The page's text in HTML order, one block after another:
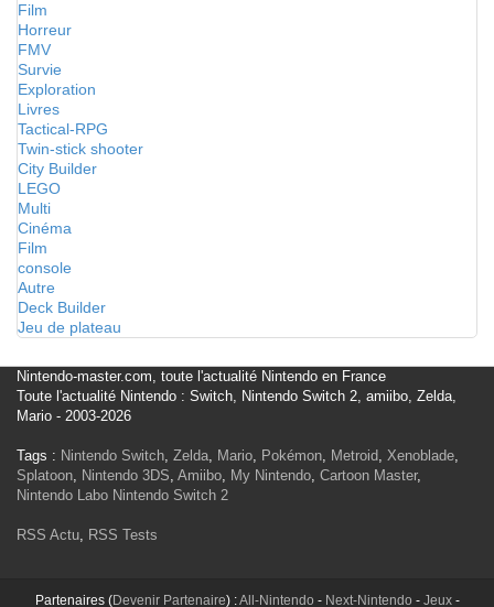
Film
Horreur
FMV
Survie
Exploration
Livres
Tactical-RPG
Twin-stick shooter
City Builder
LEGO
Multi
Cinéma
Film
console
Autre
Deck Builder
Jeu de plateau
Nintendo-master.com, toute l'actualité Nintendo en France
Toute l'actualité Nintendo : Switch, Nintendo Switch 2, amiibo, Zelda,
Mario - 2003-2026
Tags : Nintendo Switch, Zelda, Mario, Pokémon, Metroid, Xenoblade,
Splatoon, Nintendo 3DS, Amiibo, My Nintendo, Cartoon Master,
Nintendo Labo Nintendo Switch 2
RSS Actu, RSS Tests
Partenaires (Devenir Partenaire) :All-Nintendo - Next-Nintendo - Jeux-